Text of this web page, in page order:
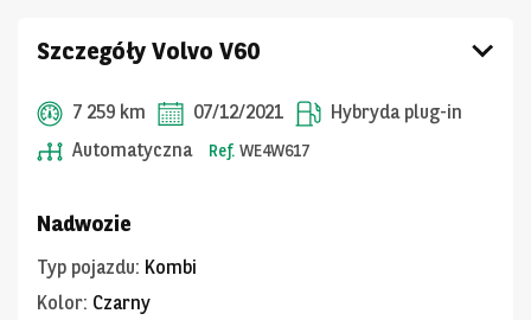
Szczegóły Volvo V60
7 259 km 07/12/2021
Hybryda plug-in
Automatyczna
Ref. WE4W617
Nadwozie
Typ pojazdu: Kombi
Kolor: Czarny